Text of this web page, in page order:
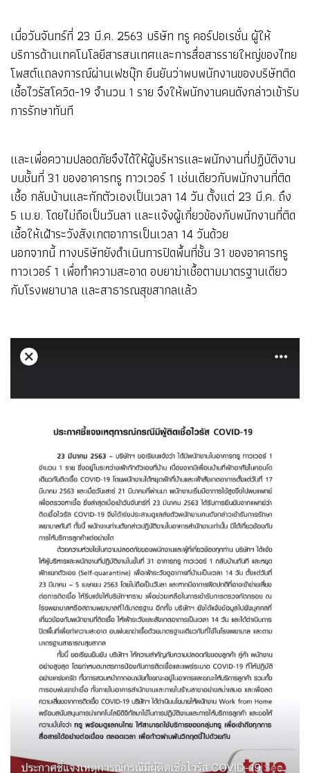
เมื่อวันจันทร์ที่ 23 มี.ค. 2563 บริษัท ทรู คอร์ปอเรชั่น ผู้ให้
บริการด้านเทคโนโลยีสารสนเทศและการสื่อสารรายใหญ่ของไทย
โพสต์แถลงการณ์ผ่านเฟซบุ๊ก ยืนยันว่าพบพนักงานของบริษัทติด
เชื้อไวรัสโควิด-19 จำนวน 1 ราย จึงให้พนักงานคนดังกล่าวเข้ารับ
การรักษาทันที
และเพื่อความปลอดภัยจึงได้ให้ผู้บริหารและพนักงานที่ปฏิบัติงาน
บนชั้นที่ 31 ของอาคารทรู ทาวเวอร์ 1 เช่นเดียวกับพนักงานที่ติด
เชื้อ กลับบ้านและกักตัวเองเป็นเวลา 14 วัน ตั้งแต่ 23 มี.ค. ถึง
5 เม.ย. โดยไม่ถือเป็นวันลา และแจ้งผู้เกี่ยวข้องกับพนักงานที่ติด
เชื้อให้เฝ้าระวังสังเกตอาการเป็นเวลา 14 วันด้วย
นอกจากนี้ ทางบริษัทยังดำเนินการปิดพื้นที่ชั้น 31 ของอาคารทรู
ทาวเวอร์ 1 เพื่อทำความสะอาด อบยาฆ่าเชื้อตามมาตรฐานเดียว
กับโรงพยาบาล และสาธารณสุขสากลแล้ว